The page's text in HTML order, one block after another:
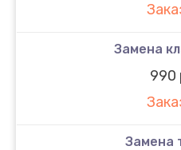
Замена
990
Замена